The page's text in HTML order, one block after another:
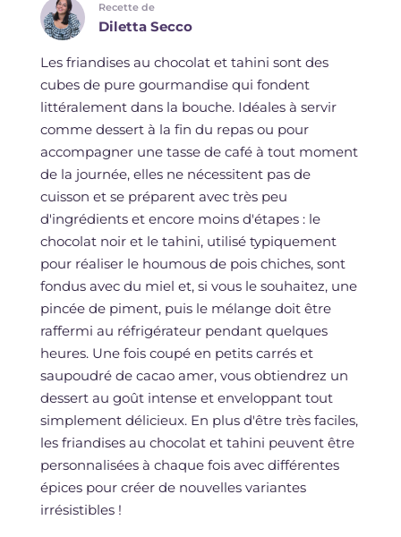
Recette de
Diletta Secco
Les friandises au chocolat et tahini sont des
cubes de pure gourmandise qui fondent
littéralement dans la bouche. Idéales à servir
comme dessert à la fin du repas ou pour
accompagner une tasse de café à tout moment
de la journée, elles ne nécessitent pas de
cuisson et se préparent avec très peu
d'ingrédients et encore moins d'étapes : le
chocolat noir et le tahini, utilisé typiquement
pour réaliser le houmous de pois chiches, sont
fondus avec du miel et, si vous le souhaitez, une
pincée de piment, puis le mélange doit être
raffermi au réfrigérateur pendant quelques
heures. Une fois coupé en petits carrés et
saupoudré de cacao amer, vous obtiendrez un
dessert au goût intense et enveloppant tout
simplement délicieux. En plus d'être très faciles,
les friandises au chocolat et tahini peuvent être
personnalisées à chaque fois avec différentes
épices pour créer de nouvelles variantes
irrésistibles !